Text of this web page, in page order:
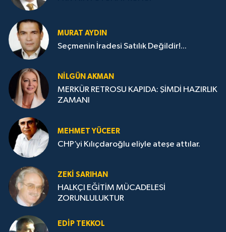
MURAT AYDIN
Seçmenin İradesi Satılık Değildir!...
NILGÜN AKMAN
MERKÜR RETROSU KAPIDA: ŞİMDİ HAZIRLIK
ZAMANI
MEHMET YÜCEER
CHP’yi Kılıçdaroğlu eliyle ateşe attılar.
ZEKI SARIHAN
HALKÇI EĞİTİM MÜCADELESİ
ZORUNLULUKTUR
EDIP TEKKOL